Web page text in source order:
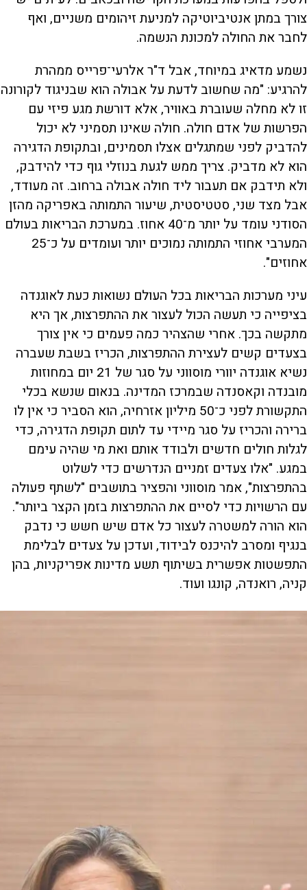
צורך במתן אנטיביוטיקה למניעת זיהומים משניים, ואף
לחבר את החולה למכונת הנשמה.
נשמע מדאיג במיוחד, אבל ד"ר אלרעי־פרייס ממהרת
להרגיע: "מה שחשוב לדעת על אבולה הוא שבניגוד לקורונה
זו לא מחלה שעוברת באוויר, אלא דורשת מגע פיזי עם
הפרשות של אדם חולה. חולה שאינו תסמיני לא יכול
להדביק לפני שמתגלים אצלו תסמינים, ובתקופת הדגירה
הוא לא מדביק. צריך ממש לגעת בנוזלי גוף כדי להידבק,
ולא תידבק אם תעבור ליד חולה אבולה ברחוב. זה מעודד,
אבל מצד שני, סטטיסטית, שיעור התמותה באפריקה מהזן
הסודני עומד על יותר מ־40 אחוז. במערכת הבריאות בעולם
המערבי אחוזי התמותה נמוכים יותר ועומדים על כ־25
אחוזים".
עיני מערכות הבריאות בכל העולם נשואות כעת לאוגנדה
בציפייה כי תעשה הכול לעצור את ההתפרצות, אך היא
מתקשה בכך. אחרי שהצהיר כמה פעמים כי אין צורך
בצעדים קשים לעצירת ההתפרצות, הכריז בשבת שעברה
נשיא אוגנדה יוורי מוסווני על סגר של 21 יום במחוזות
מובנדה וקאסנדה שבמרכז המדינה. בנאום שנשא בכלי
התקשורת לפני כ־50 מיליון אזרחיה, הוא הסביר כי אין לו
ברירה והכריז על סגר מיידי עד לתום תקופת הדגירה, כדי
לגלות חולים חדשים ולבודד אותם ואת מי שהיה עימם
במגע. "אלו צעדים זמניים הנדרשים כדי לשלוט
בהתפרצות", אמר מוסווני והפציר בתושבים "לשתף פעולה
עם הרשויות כדי לסיים את ההתפרצות בזמן הקצר ביותר".
הוא הורה למשטרה לעצור כל אדם שיש חשש כי נדבק
בנגיף ומסרב להיכנס לבידוד, ועדכן על צעדים לבלימת
התפשטות אפשרית בשיתוף תשע מדינות אפריקניות, בהן
קניה, רואנדה, קונגו ועוד.